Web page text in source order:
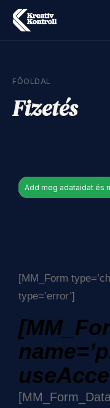
FŐOLDAL
Fizetés
[MM_Form
type=’error’]
[MM_Form_Data